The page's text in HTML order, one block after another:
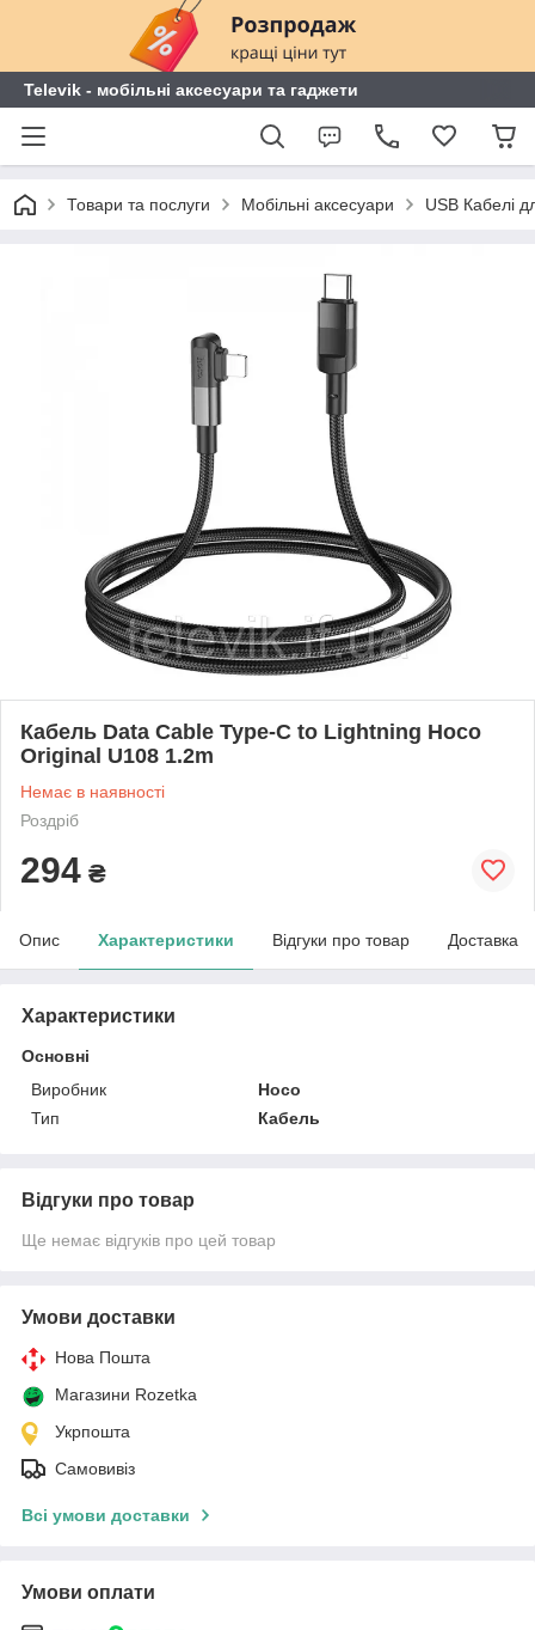
Televik - мобільні аксесуари та гаджети
Товари та послуги Мобільні аксесуари USB Кабелі
Кабель Data Cable Type-C to Lightning Hoco
Original U108 1.2m
Немає в наявності
Роздріб
294 ₴
Опис Характеристики Відгуки про товар Доставка
Характеристики
Основні
Виробник
Hoco
Тип
Кабель
Відгуки про товар
Ще немає відгуків про цей товар
Умови доставки
Нова Пошта
Магазини Rozetka
Укрпошта
Самовивіз
Всі умови доставки
Умови оплати